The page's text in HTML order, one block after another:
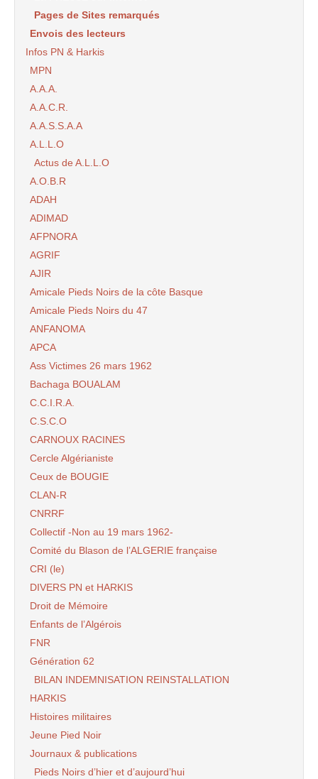
Pages de Sites remarqués
Envois des lecteurs
Infos PN & Harkis
MPN
A.A.A.
A.A.C.R.
A.A.S.S.A.A
A.L.L.O
Actus de A.L.L.O
A.O.B.R
ADAH
ADIMAD
AFPNORA
AGRIF
AJIR
Amicale Pieds Noirs de la côte Basque
Amicale Pieds Noirs du 47
ANFANOMA
APCA
Ass Victimes 26 mars 1962
Bachaga BOUALAM
C.C.I.R.A.
C.S.C.O
CARNOUX RACINES
Cercle Algérianiste
Ceux de BOUGIE
CLAN-R
CNRRF
Collectif -Non au 19 mars 1962-
Comité du Blason de l’ALGERIE française
CRI (le)
DIVERS PN et HARKIS
Droit de Mémoire
Enfants de l’Algérois
FNR
Génération 62
BILAN INDEMNISATION REINSTALLATION
HARKIS
Histoires militaires
Jeune Pied Noir
Journaux & publications
Pieds Noirs d’hier et d’aujourd’hui